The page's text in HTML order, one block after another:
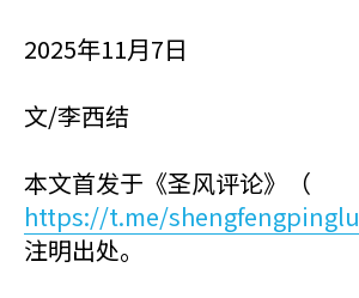
2025年11月7日
文/李西结
本文首发于《圣风评论》（
https://t.me/
注明出处。